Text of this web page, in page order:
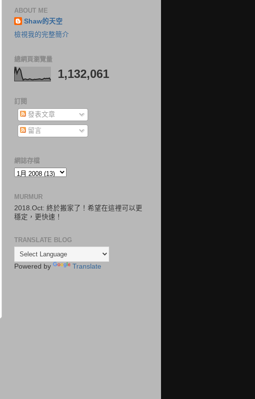
ABOUT ME
Shaw的天空
檢視我的完整簡介
總網頁瀏覽量
1,132,061
訂閱
發表文章
留言
網誌存檔
MURMUR
2018.Oct: 終於搬家了！希望在這裡可以更
穩定，更快速！
TRANSLATE BLOG
Powered by Translate